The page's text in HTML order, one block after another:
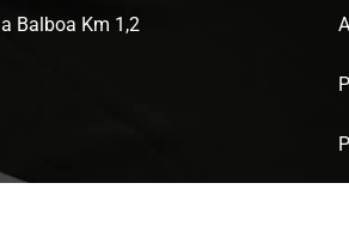
Balboa Km 1,2